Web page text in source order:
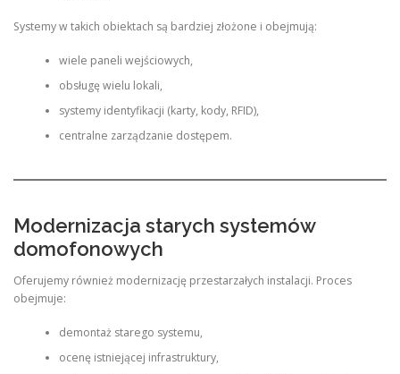
Systemy w takich obiektach są bardziej złożone i obejmują:
wiele paneli wejściowych,
obsługę wielu lokali,
systemy identyfikacji (karty, kody, RFID),
centralne zarządzanie dostępem.
Modernizacja starych systemów
domofonowych
Oferujemy również modernizację przestarzałych instalacji. Proces
obejmuje:
demontaż starego systemu,
ocenę istniejącej infrastruktury,